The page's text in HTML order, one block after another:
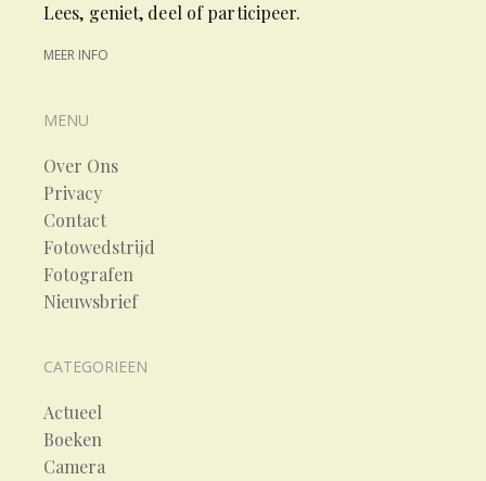
Lees, geniet, deel of participeer.
MEER INFO
MENU
Over Ons
Privacy
Contact
Fotowedstrijd
Fotografen
Nieuwsbrief
CATEGORIEEN
Actueel
Boeken
Camera